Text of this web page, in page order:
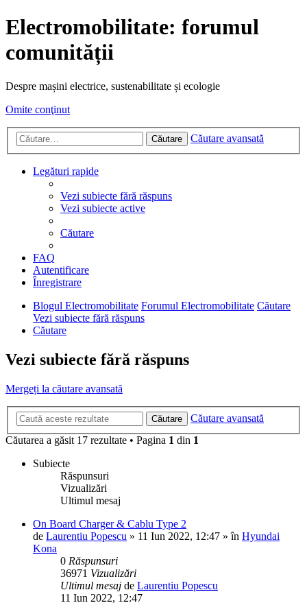
Electromobilitate: forumul
comunității
Despre mașini electrice, sustenabilitate și ecologie
Omite conţinut
Căutare Căutare avansată
Legături rapide
Vezi subiecte fără răspuns
Vezi subiecte active
Căutare
FAQ
Autentificare
Înregistrare
Blogul Electromobilitate Forumul Electromobilitate Căutare
Vezi subiecte fără răspuns
Căutare
Vezi subiecte fără răspuns
Mergeți la căutare avansată
Căutare
Căutare avansată
Căutarea a găsit 17 rezultate • Pagina 1 din 1
Subiecte
Răspunsuri
Vizualizări
Ultimul mesaj
On Board Charger & Cablu Type 2
de Laurentiu Popescu » 11 Iun 2022, 12:47 » în Hyundai
Kona
0 Răspunsuri
36971 Vizualizări
Ultimul mesaj de Laurentiu Popescu
11 Iun 2022, 12:47